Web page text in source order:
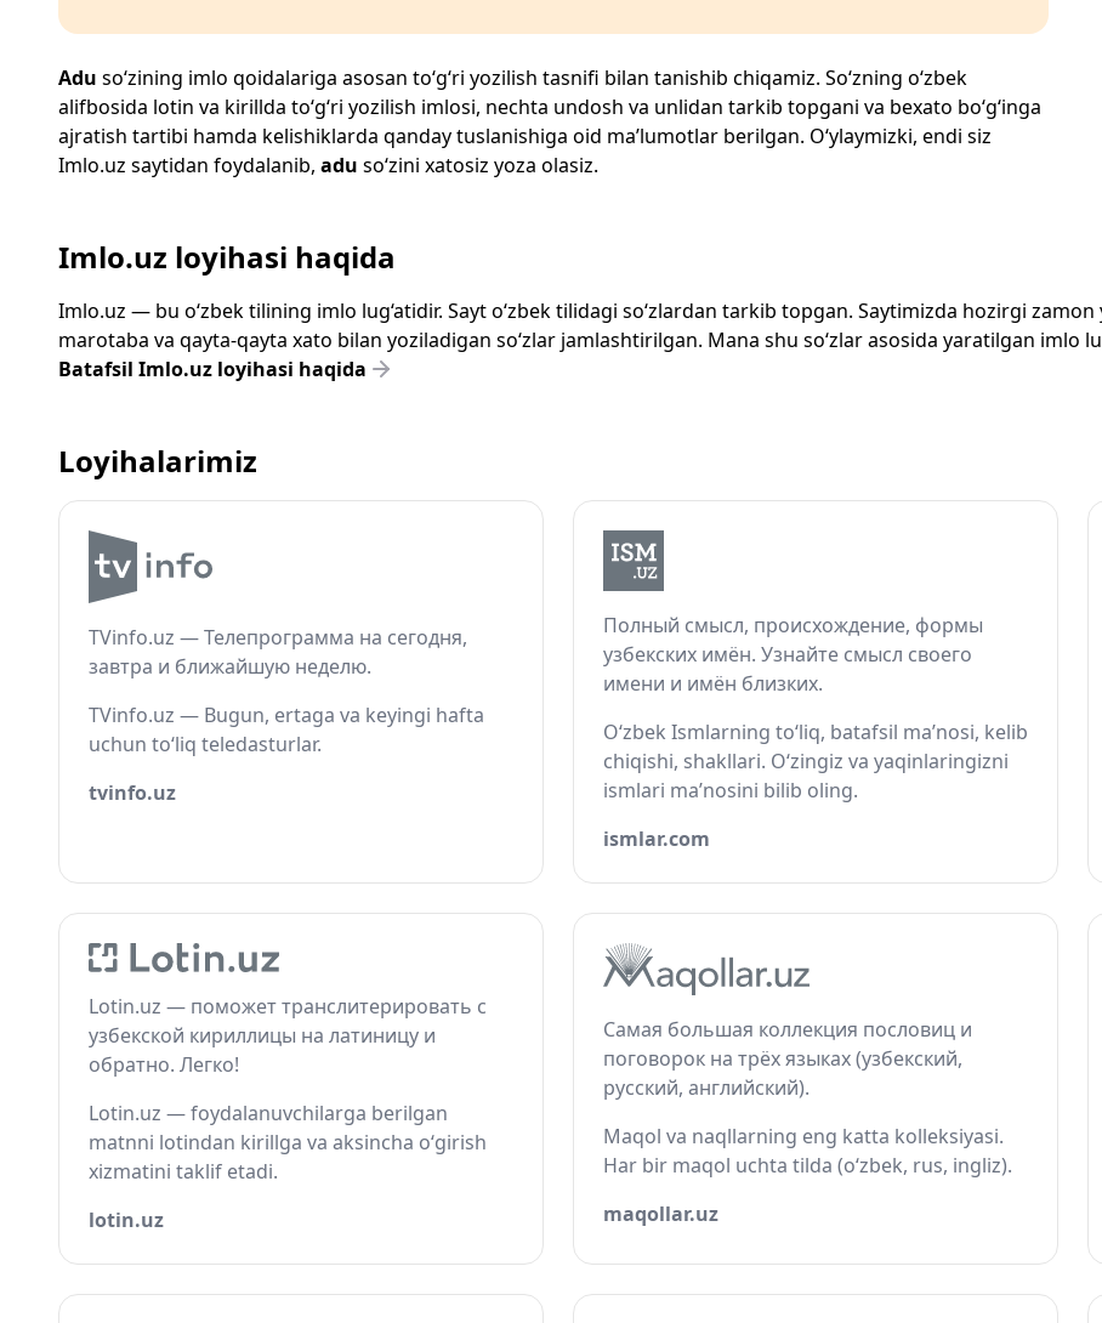
Adu so‘zining imlo qoidalariga asosan to‘g‘ri yozilish tasnifi bilan tanishib chiqamiz. So‘zning o‘zbek
alifbosida lotin va kirillda to‘g‘ri yozilish imlosi, nechta undosh va unlidan tarkib topgani va bexato bo‘g‘inga
ajratish tartibi hamda kelishiklarda qanday tuslanishiga oid ma’lumotlar berilgan. O‘ylaymizki, endi siz
Imlo.uz saytidan foydalanib, adu so‘zini xatosiz yoza olasiz.
Imlo.uz loyihasi haqida
Imlo.uz — bu o‘zbek tilining imlo lug‘atidir. Sayt o‘zbek tilidagi so‘zlardan tarkib topgan. Saytimizda hozirgi
marotaba va qayta-qayta xato bilan yoziladigan so‘zlar jamlashtirilgan. Mana shu so‘zlar asosida yaratilgan imlo
Batafsil Imlo.uz loyihasi haqida
Loyihalarimiz
TVinfo.uz — Телепрограмма на сегодня,
завтра и ближайшую неделю.
TVinfo.uz — Bugun, ertaga va keyingi hafta
uchun to‘liq teledasturlar.
tvinfo.uz
Полный смысл, происхождение, формы
узбекских имён. Узнайте смысл своего
имени и имён близких.
O‘zbek Ismlarning to‘liq, batafsil ma’nosi, kelib
chiqishi, shakllari. O‘zingiz va yaqinlaringizni
ismlari ma’nosini bilib oling.
ismlar.com
Lotin.uz — поможет транслитерировать с
узбекской кириллицы на латиницу и
обратно. Легко!
Lotin.uz — foydalanuvchilarga berilgan
matnni lotindan kirillga va aksincha o‘girish
xizmatini taklif etadi.
lotin.uz
Самая большая коллекция пословиц и
поговорок на трёх языках (узбекский,
русский, английский).
Maqol va naqllarning eng katta kolleksiyasi.
Har bir maqol uchta tilda (o‘zbek, rus, ingliz).
maqollar.uz